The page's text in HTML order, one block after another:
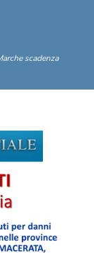
scadenza